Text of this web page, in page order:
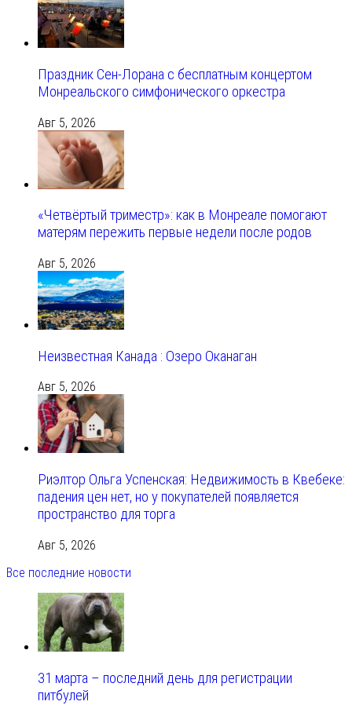
Праздник Сен-Лорана с бесплатным концертом
Монреальского симфонического оркестра
Авг 5, 2026
«Четвёртый триместр»: как в Монреале помогают
матерям пережить первые недели после родов
Авг 5, 2026
Неизвестная Канада : Озеро Оканаган
Авг 5, 2026
Риэлтор Ольга Успенская: Недвижимость в Квебеке:
падения цен нет, но у покупателей появляется
пространство для торга
Авг 5, 2026
Все последние новости
31 марта – последний день для регистрации
питбулей